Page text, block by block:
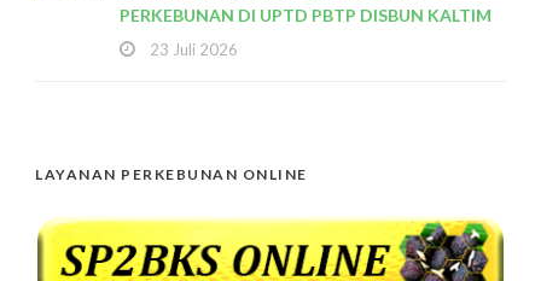
PERKEBUNAN DI UPTD PBTP DISBUN KALTIM
23 Juli 2026
LAYANAN PERKEBUNAN ONLINE